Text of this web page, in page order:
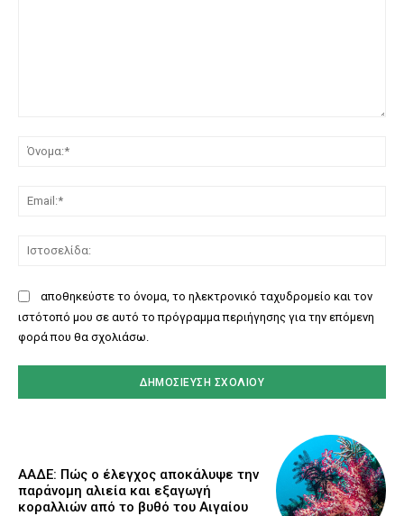
αποθηκεύστε το όνομα, το ηλεκτρονικό ταχυδρομείο και τον
ιστότοπό μου σε αυτό το πρόγραμμα περιήγησης για την επόμενη
φορά που θα σχολιάσω.
ΑΑΔΕ: Πώς ο έλεγχος αποκάλυψε την
παράνομη αλιεία και εξαγωγή
κοραλλιών από το βυθό του Αιγαίου